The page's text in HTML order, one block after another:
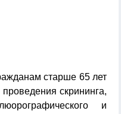
старше 65 лет
скрининга,
и